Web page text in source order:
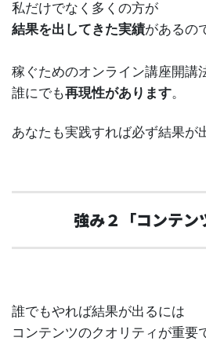
私だけでなく多くの方が
結果を出してきた実績があるの
稼ぐためのオンライン講座開講
誰にでも再現性があります。
あなたも実践すれば必ず結果が
強み２「コンテン
誰でもやれば結果が出るには
コンテンツのクオリティが重要